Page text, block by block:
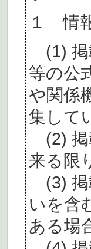
１ 情
(1) 掲
等の公
や関係
集して
(2) 掲
来る限
(3) 掲
いを含
ある場